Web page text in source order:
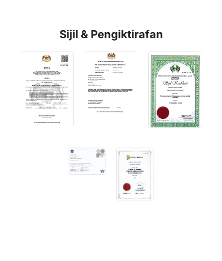
Sijil & Pengiktirafan